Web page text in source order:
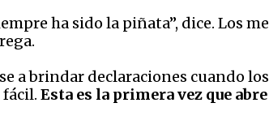
ha sido la piñata”, dice. Los
a brindar declaraciones cuando
fácil. Esta es la primera vez que